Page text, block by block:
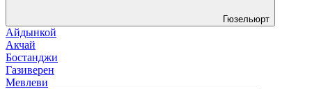
Гюзельюрт
Айдынкой
Акчай
Бостанджи
Газиверен
Мевлеви